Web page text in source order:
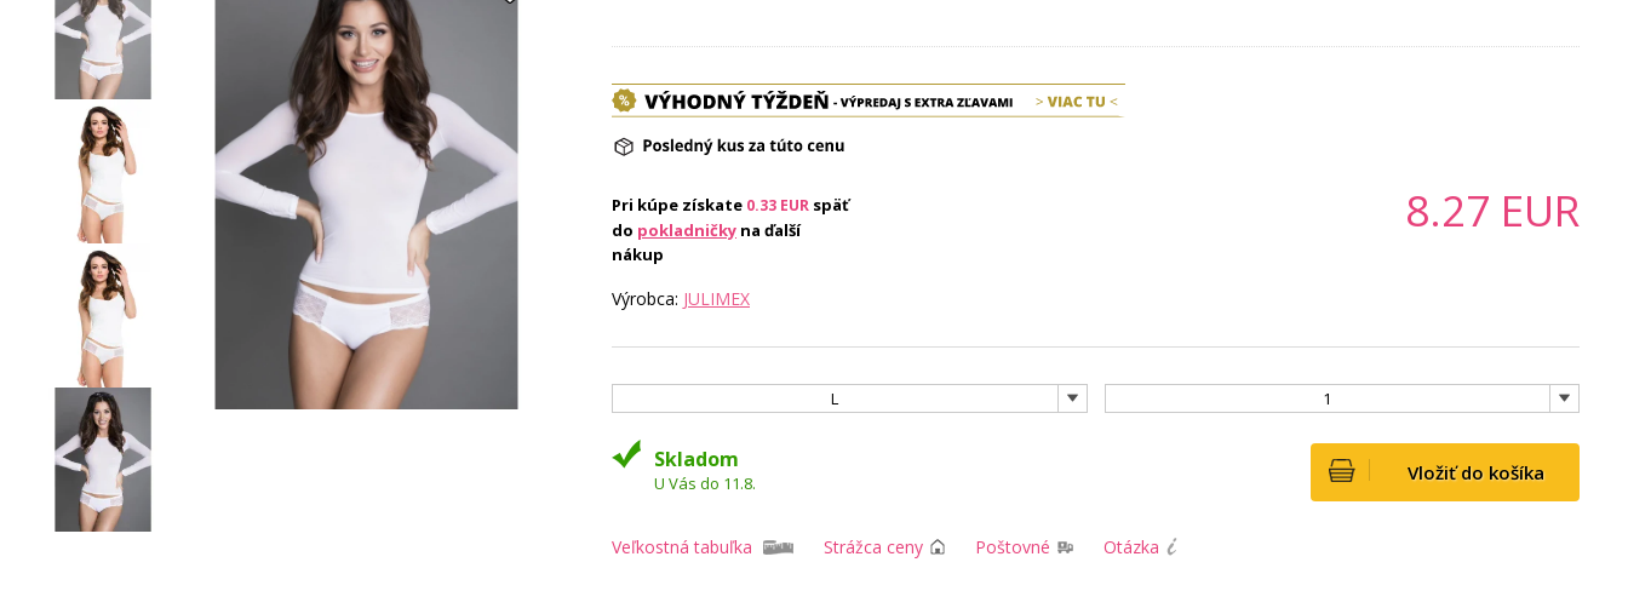
Pri kúpe získate 0.33 EUR späť
do pokladničky na ďalší
nákup
Výrobca: JULIMEX
8.27 EUR
L 1
Vložiť do košíka
Skladom
U Vás do 11.8.
Veľkostná tabuľka Strážca ceny Poštovné Otázka